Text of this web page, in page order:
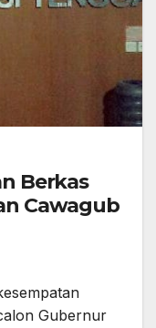
Berkas
Cawagub
Gubernur